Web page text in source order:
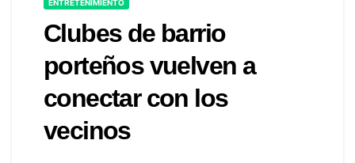
ENTRETENIMIENTO
Clubes de barrio
porteños vuelven a
conectar con los
vecinos